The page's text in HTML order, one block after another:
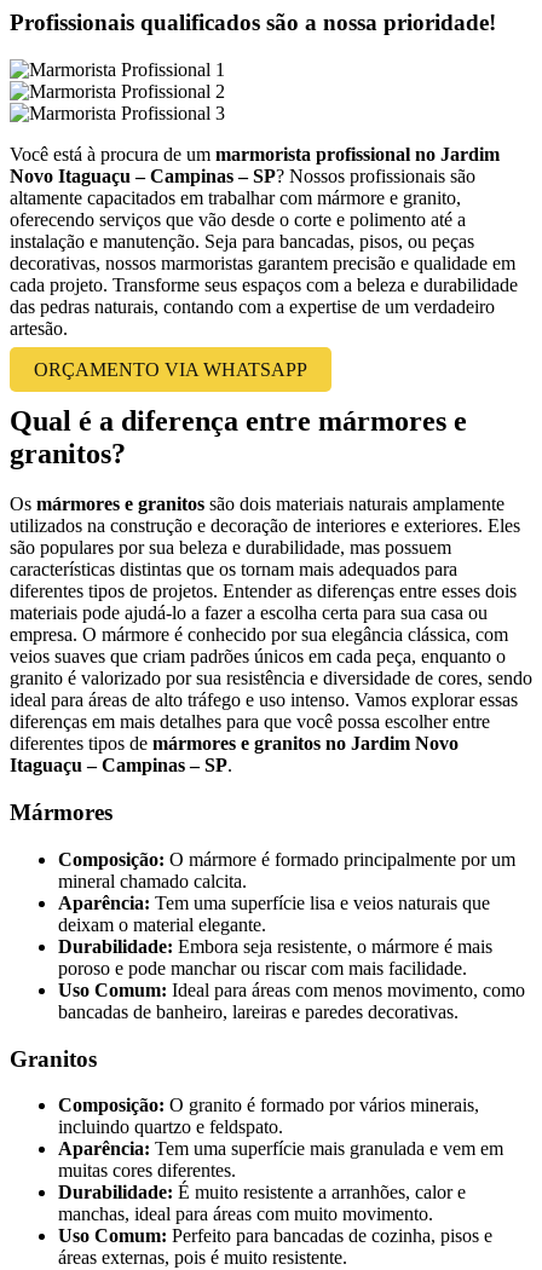
Profissionais qualificados são a nossa prioridade!
Você está à procura de um marmorista profissional no Jardim
Novo Itaguaçu – Campinas – SP? Nossos profissionais são
altamente capacitados em trabalhar com mármore e granito,
oferecendo serviços que vão desde o corte e polimento até a
instalação e manutenção. Seja para bancadas, pisos, ou peças
decorativas, nossos marmoristas garantem precisão e qualidade em
cada projeto. Transforme seus espaços com a beleza e durabilidade
das pedras naturais, contando com a expertise de um verdadeiro
artesão.
ORÇAMENTO VIA WHATSAPP
Qual é a diferença entre mármores e
granitos?
Os mármores e granitos são dois materiais naturais amplamente
utilizados na construção e decoração de interiores e exteriores. Eles
são populares por sua beleza e durabilidade, mas possuem
características distintas que os tornam mais adequados para
diferentes tipos de projetos. Entender as diferenças entre esses dois
materiais pode ajudá-lo a fazer a escolha certa para sua casa ou
empresa. O mármore é conhecido por sua elegância clássica, com
veios suaves que criam padrões únicos em cada peça, enquanto o
granito é valorizado por sua resistência e diversidade de cores, sendo
ideal para áreas de alto tráfego e uso intenso. Vamos explorar essas
diferenças em mais detalhes para que você possa escolher entre
diferentes tipos de mármores e granitos no Jardim Novo
Itaguaçu – Campinas – SP.
Mármores
Composição: O mármore é formado principalmente por um
mineral chamado calcita.
Aparência: Tem uma superfície lisa e veios naturais que
deixam o material elegante.
Durabilidade: Embora seja resistente, o mármore é mais
poroso e pode manchar ou riscar com mais facilidade.
Uso Comum: Ideal para áreas com menos movimento, como
bancadas de banheiro, lareiras e paredes decorativas.
Granitos
Composição: O granito é formado por vários minerais,
incluindo quartzo e feldspato.
Aparência: Tem uma superfície mais granulada e vem em
muitas cores diferentes.
Durabilidade: É muito resistente a arranhões, calor e
manchas, ideal para áreas com muito movimento.
Uso Comum: Perfeito para bancadas de cozinha, pisos e
áreas externas, pois é muito resistente.